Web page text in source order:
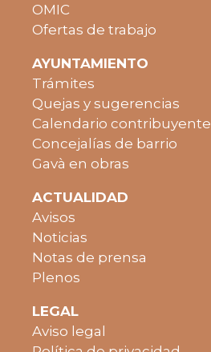
OMIC
Ofertas de trabajo
AYUNTAMIENTO
Trámites
Quejas y sugerencias
Calendario contribuyente
Concejalías de barrio
Gavà en obras
ACTUALIDAD
Avisos
Noticias
Notas de prensa
Plenos
LEGAL
Aviso legal